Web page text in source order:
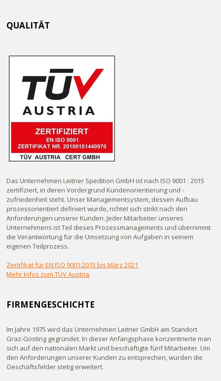
QUALITÄT
Das Unternehmen Leitner Spedition GmbH ist nach ISO 9001 : 2015
zertifiziert, in deren Vordergrund Kundenorientierung und -
zufriedenheit steht. Unser Managementsystem, dessen Aufbau
prozessorientiert definiert wurde, richtet sich strikt nach den
Anforderungen unserer Kunden. Jeder Mitarbeiter unseres
Unternehmens ist Teil dieses Prozessmanagements und übernimmt
die Verantwortung für die Umsetzung von Aufgaben in seinem
eigenen Teilprozess.
Zertifikat für EN ISO 9001:2015 bis März 2021
Mehr Infos zum TÜV Austria
FIRMENGESCHICHTE
Im Jahre 1975 wird das Unternehmen Leitner GmbH am Standort
Graz-Gösting gegründet. In dieser Anfangsphase konzentrierte man
sich auf den nationalen Markt und beschäftigte fünf Mitarbeiter. Um
den Anforderungen unserer Kunden zu entsprechen, wurden die
Geschäftsfelder stetig erweitert.